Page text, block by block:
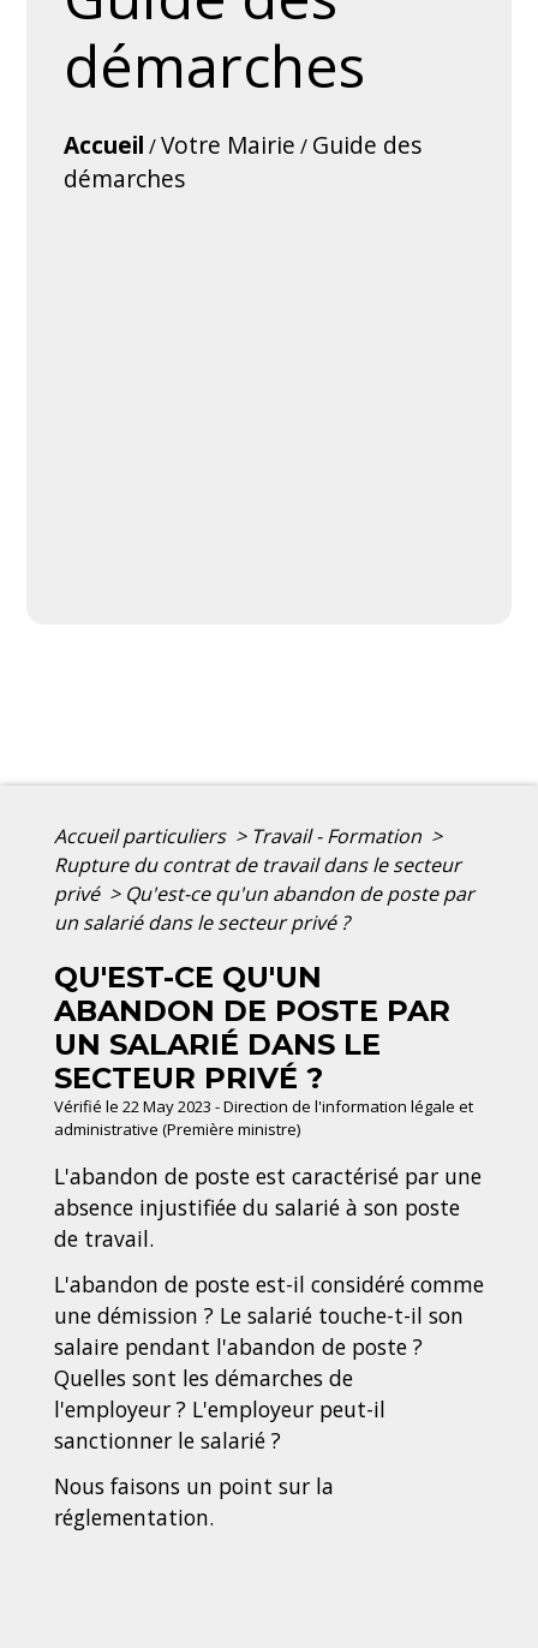
démarches
Accueil /Votre Mairie / Guide des
démarches
Accueil particuliers > Travail - Formation >
Rupture du contrat de travail dans le secteur
privé > Qu'est-ce qu'un abandon de poste par
un salarié dans le secteur privé ?
QU'EST-CE QU'UN
ABANDON DE POSTE PAR
UN SALARIÉ DANS LE
SECTEUR PRIVÉ ?
Vérifié le 22 May 2023 - Direction de l'information légale et
administrative (Première ministre)
L'abandon de poste est caractérisé par une
absence injustifiée du salarié à son poste
de travail.
L'abandon de poste est-il considéré comme
une démission ? Le salarié touche-t-il son
salaire pendant l'abandon de poste ?
Quelles sont les démarches de
l'employeur ? L'employeur peut-il
sanctionner le salarié ?
Nous faisons un point sur la
réglementation.